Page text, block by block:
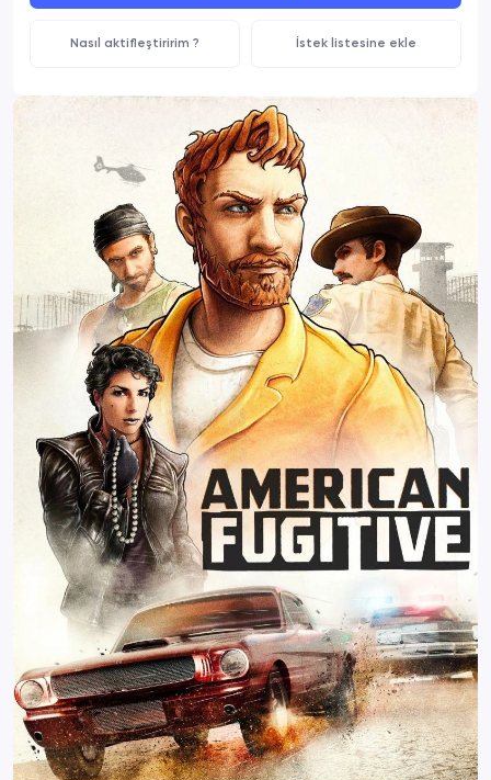
Nasıl aktifleştiririm ? İstek listesine ekle